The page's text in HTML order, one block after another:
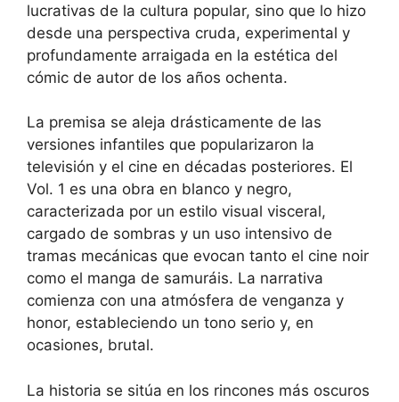
lucrativas de la cultura popular, sino que lo hizo
desde una perspectiva cruda, experimental y
profundamente arraigada en la estética del
cómic de autor de los años ochenta.
La premisa se aleja drásticamente de las
versiones infantiles que popularizaron la
televisión y el cine en décadas posteriores. El
Vol. 1 es una obra en blanco y negro,
caracterizada por un estilo visual visceral,
cargado de sombras y un uso intensivo de
tramas mecánicas que evocan tanto el cine noir
como el manga de samuráis. La narrativa
comienza con una atmósfera de venganza y
honor, estableciendo un tono serio y, en
ocasiones, brutal.
La historia se sitúa en los rincones más oscuros